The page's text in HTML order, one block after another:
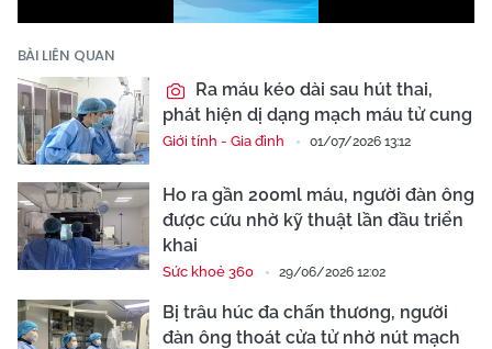
BÀI LIÊN QUAN
Ra máu kéo dài sau hút thai,
phát hiện dị dạng mạch máu tử cung
Giới tính - Gia đình 01/07/2026 13:12
Ho ra gần 200ml máu, người đàn ông
được cứu nhờ kỹ thuật lần đầu triển
khai
Sức khoẻ 360 29/06/2026 12:02
Bị trâu húc đa chấn thương, người
đàn ông thoát cửa tử nhờ nút mạch